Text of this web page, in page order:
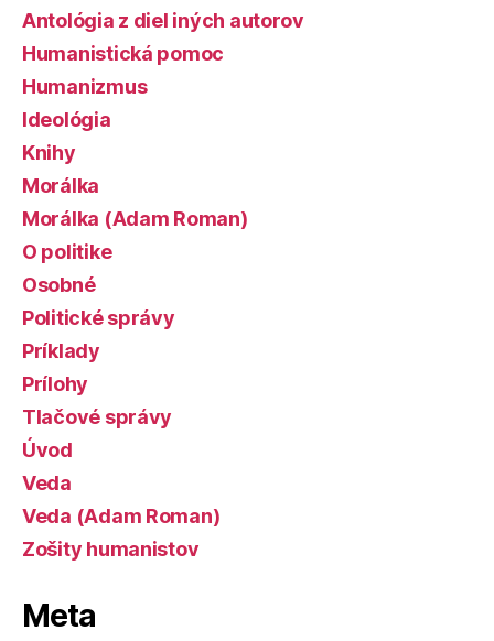
Antológia z diel iných autorov
Humanistická pomoc
Humanizmus
Ideológia
Knihy
Morálka
Morálka (Adam Roman)
O politike
Osobné
Politické správy
Príklady
Prílohy
Tlačové správy
Úvod
Veda
Veda (Adam Roman)
Zošity humanistov
Meta